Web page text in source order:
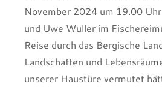
November 2024 um 19.00
und Uwe Wuller im
Reise durch das Bergische
Landschaften und
unserer Haustüre vermutet